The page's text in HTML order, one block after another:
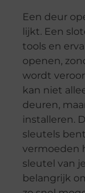
Een deur
lijkt. Een
tools en
openen,
wordt
kan niet
deuren,
installeren.
sleutels
vermoeden
sleutel van
belangrijk